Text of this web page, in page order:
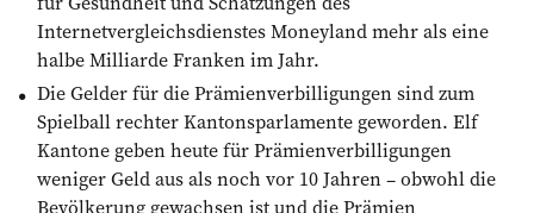
Internetvergleichsdienstes Moneyland mehr als eine
halbe Milliarde Franken im Jahr.
Die Gelder für die Prämienverbilligungen sind zum
Spielball rechter Kantons­parlamente geworden. Elf
Kantone geben heute für Prämienverbilligungen
weniger Geld aus als noch vor 10 Jahren – obwohl die
Bevölkerung gewachsen ist und die Prämien